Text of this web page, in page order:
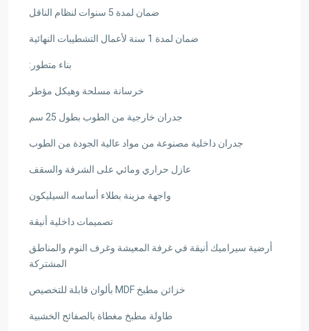
ضمان لمدة 5 سنوات لنظام الناقل
ضمان لمدة 1 سنة لأعمال التشطيبات النهائية
بناء متطور:
خرسانة مسلحة وهيكل مؤطر
جدران خارجية من الطوب بطول 25 سم
جدران داخلية مصنوعة من مواد عالية الجودة من الطوب
عازل حراري ومائي على الشرفة والسقف
واجهة مزينة بطلاء أساسه السيليكون
تصميمات داخلية أنيقة
أرضية سيراميك أنيقة في غرفة المعيشة وغرف النوم والمناطق
المشتركة
خزائن مطبخ MDF بألوان قابلة للتخصيص
طاولة مطبخ مغطاة بالصفائح الخشبية